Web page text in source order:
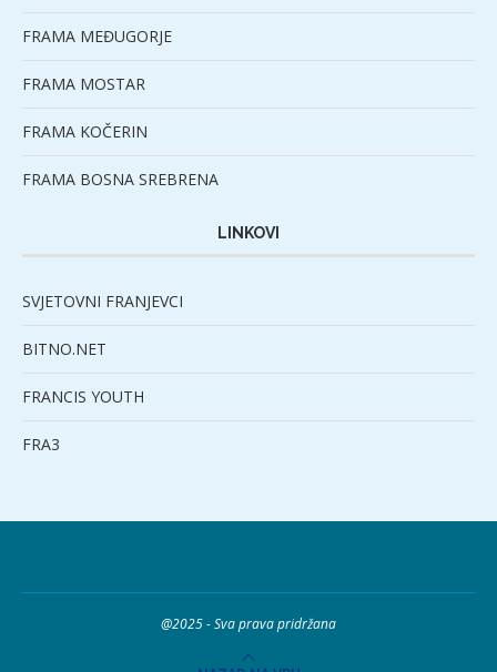
FRAMA MEĐUGORJE
FRAMA MOSTAR
FRAMA KOČERIN
FRAMA BOSNA SREBRENA
LINKOVI
SVJETOVNI FRANJEVCI
BITNO.NET
FRANCIS YOUTH
FRA3
@2025 - Sva prava pridržana